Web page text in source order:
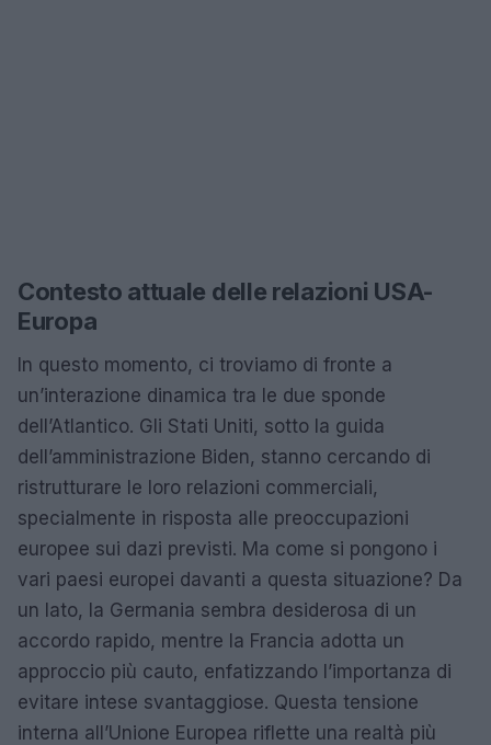
Contesto attuale delle relazioni USA-
Europa
In questo momento, ci troviamo di fronte a
un’interazione dinamica tra le due sponde
dell’Atlantico. Gli Stati Uniti, sotto la guida
dell’amministrazione Biden, stanno cercando di
ristrutturare le loro relazioni commerciali,
specialmente in risposta alle preoccupazioni
europee sui dazi previsti. Ma come si pongono i
vari paesi europei davanti a questa situazione? Da
un lato, la Germania sembra desiderosa di un
accordo rapido, mentre la Francia adotta un
approccio più cauto, enfatizzando l’importanza di
evitare intese svantaggiose. Questa tensione
interna all’Unione Europea riflette una realtà più